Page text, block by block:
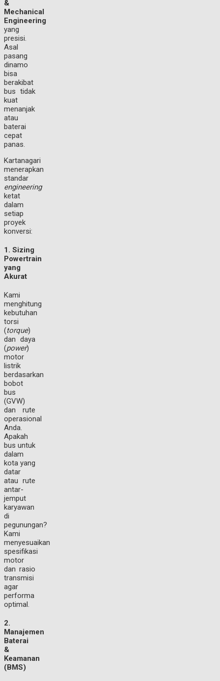
&
Mechanical
Engineering
yang
presisi.
Asal
pasang
dinamo
bisa
berakibat
bus tidak
kuat
menanjak
atau
baterai
cepat
panas.
Kartanagari
menerapkan
standar
engineering
ketat
dalam
setiap
proyek
konversi:
1. Sizing
Powertrain
yang
Akurat
Kami
menghitung
kebutuhan
torsi
(torque)
dan daya
(power)
motor
listrik
berdasarkan
bobot
bus
(GVW)
dan rute
operasional
Anda.
Apakah
bus untuk
dalam
kota yang
datar
atau rute
antar-
jemput
karyawan
di
pegunungan?
Kami
menyesuaikan
spesifikasi
motor
dan rasio
transmisi
agar
performa
optimal.
2.
Manajemen
Baterai
&
Keamanan
(BMS)